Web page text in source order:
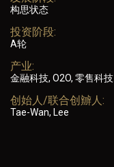
构思状态
投资阶段:
A轮
产业:
金融科技, O2O, 零售科技
创始人/联合创辧人:
Tae-Wan, Lee